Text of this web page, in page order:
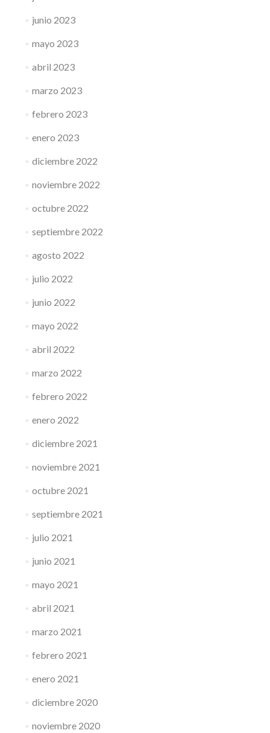
junio 2023
mayo 2023
abril 2023
marzo 2023
febrero 2023
enero 2023
diciembre 2022
noviembre 2022
octubre 2022
septiembre 2022
agosto 2022
julio 2022
junio 2022
mayo 2022
abril 2022
marzo 2022
febrero 2022
enero 2022
diciembre 2021
noviembre 2021
octubre 2021
septiembre 2021
julio 2021
junio 2021
mayo 2021
abril 2021
marzo 2021
febrero 2021
enero 2021
diciembre 2020
noviembre 2020